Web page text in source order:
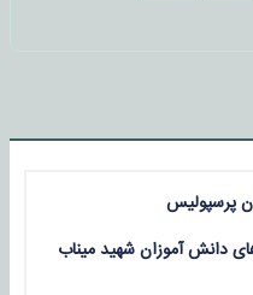
پرسپولیس
دانش آموزان شهید میناب